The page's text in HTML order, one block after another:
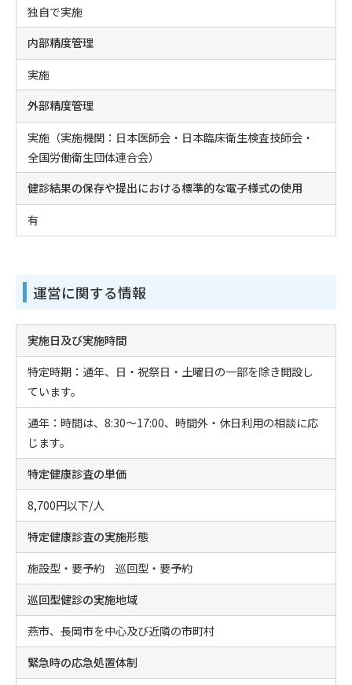
独自で実施
内部精度管理
実施
外部精度管理
実施（実施機関：日本医師会・日本臨床衛生検査技師会・
全国労働衛生団体連合会）
健診結果の保存や提出における標準的な電子様式の使用
有
運営に関する情報
実施日及び実施時間
特定時期：通年、日・祝祭日・土曜日の一部を除き開設し
ています。
通年：時間は、8:30～17:00、時間外・休日利用の相談に応
じます。
特定健康診査の単価
8,700円以下/人
特定健康診査の実施形態
施設型・要予約 巡回型・要予約
巡回型健診の実施地域
燕市、長岡市を中心及び近隣の市町村
緊急時の応急処置体制